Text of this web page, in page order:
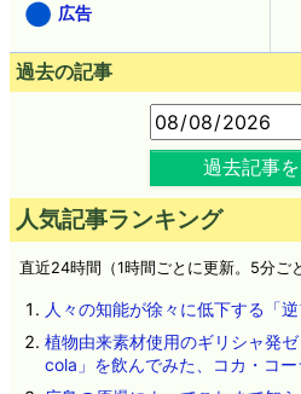
広告
過去の記事
過去記事
人気記事ランキング
直近24時間（1時間ごとに更新。5分ご
人々の知能が徐々に低下する「
植物由来素材使用のギリシャ発
cola」を飲んでみた、コカ・コ